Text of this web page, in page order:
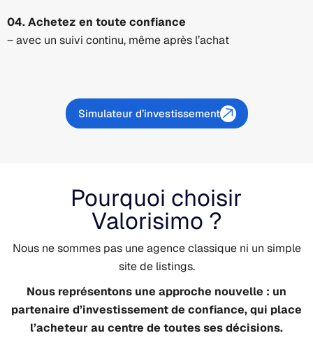
04. Achetez en toute confiance
– avec un suivi continu, même après l’achat
Simulateur d’investissement
Pourquoi choisir
Valorisimo ?
Nous ne sommes pas une agence classique ni un simple
site de listings.
Nous représentons une approche nouvelle : un
partenaire d’investissement de confiance, qui place
l’acheteur au centre de toutes ses décisions.